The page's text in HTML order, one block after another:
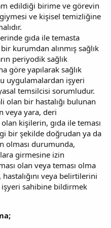
edildiği birime ve görevin
ve kişisel temizliğine
gıda ile temasta
kurumdan alınmış sağlık
periyodik sağlık
göre yapılarak sağlık
uygulamalardan işyeri
temsilcisi sorumludur.
olan bir hastalığı bulunan
veya yara, deri
kişilerin, gıda ile teması
bir şekilde doğrudan ya da
olması durumunda,
girmesine izin
olan veya teması olma
veya belirtilerini
sahibine bildirmek